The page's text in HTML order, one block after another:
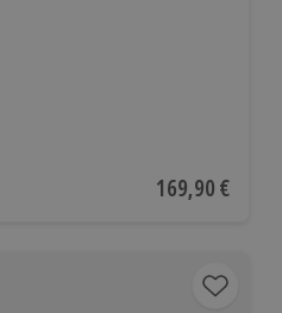
auf 4 BewertungenAktueller Preis
169,90 €